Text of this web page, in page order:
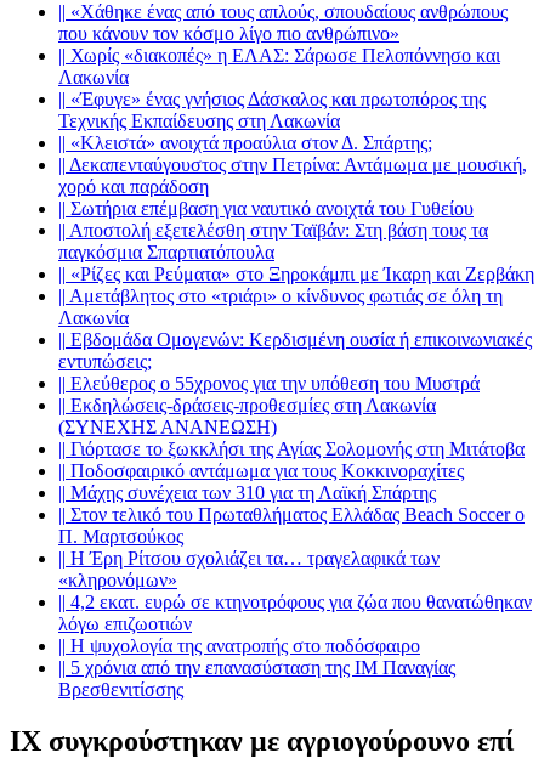
|| «Χάθηκε ένας από τους απλούς, σπουδαίους ανθρώπους
που κάνουν τον κόσμο λίγο πιο ανθρώπινο»
|| Χωρίς «διακοπές» η ΕΛΑΣ: Σάρωσε Πελοπόννησο και
Λακωνία
|| «Έφυγε» ένας γνήσιος Δάσκαλος και πρωτοπόρος της
Τεχνικής Εκπαίδευσης στη Λακωνία
|| «Κλειστά» ανοιχτά προαύλια στον Δ. Σπάρτης;
|| Δεκαπενταύγουστος στην Πετρίνα: Αντάμωμα με μουσική,
χορό και παράδοση
|| Σωτήρια επέμβαση για ναυτικό ανοιχτά του Γυθείου
|| Αποστολή εξετελέσθη στην Ταϊβάν: Στη βάση τους τα
παγκόσμια Σπαρτιατόπουλα
|| «Ρίζες και Ρεύματα» στο Ξηροκάμπι με Ίκαρη και Ζερβάκη
|| Αμετάβλητος στο «τριάρι» ο κίνδυνος φωτιάς σε όλη τη
Λακωνία
|| Εβδομάδα Ομογενών: Κερδισμένη ουσία ή επικοινωνιακές
εντυπώσεις;
|| Ελεύθερος ο 55χρονος για την υπόθεση του Μυστρά
|| Εκδηλώσεις-δράσεις-προθεσμίες στη Λακωνία
(ΣΥΝΕΧΗΣ ΑΝΑΝΕΩΣΗ)
|| Γιόρτασε το ξωκκλήσι της Αγίας Σολομονής στη Μιτάτοβα
|| Ποδοσφαιρικό αντάμωμα για τους Κοκκινοραχίτες
|| Μάχης συνέχεια των 310 για τη Λαϊκή Σπάρτης
|| Στον τελικό του Πρωταθλήματος Ελλάδας Beach Soccer ο
Π. Μαρτσούκος
|| Η Έρη Ρίτσου σχολιάζει τα… τραγελαφικά των
«κληρονόμων»
|| 4,2 εκατ. ευρώ σε κτηνοτρόφους για ζώα που θανατώθηκαν
λόγω επιζωοτιών
|| Η ψυχολογία της ανατροπής στο ποδόσφαιρο
|| 5 χρόνια από την επανασύσταση της ΙΜ Παναγίας
Βρεσθενιτίσσης
ΙΧ συγκρούστηκαν με αγριογούρουνο επί